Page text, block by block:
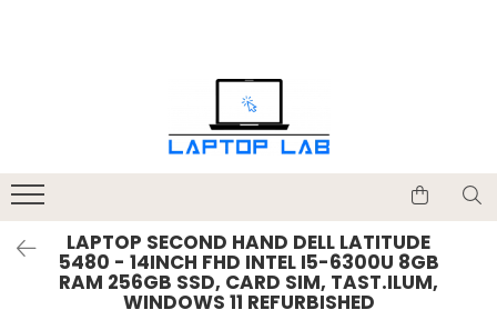
Încărcătoare
LAPTOP SECOND HAND DELL LATITUDE
5480 - 14INCH FHD INTEL I5-6300U 8GB
RAM 256GB SSD, CARD SIM, TAST.ILUM,
WINDOWS 11 REFURBISHED